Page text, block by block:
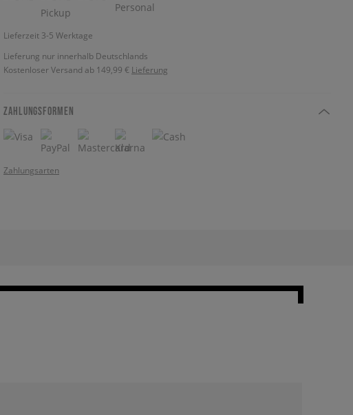
Lieferzeit 3-5 Werktage
Lieferung nur innerhalb Deutschlands
Kostenloser Versand ab 149,99 € Lieferung
ZAHLUNGSFORMEN
Zahlungsarten